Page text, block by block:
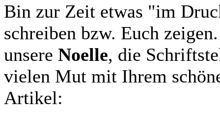
Bin zur Zeit etwas "im
schreiben bzw. Euch
unsere Noelle, die
vielen Mut mit Ihrem
Artikel: